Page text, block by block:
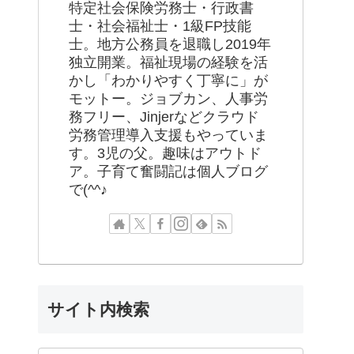
特定社会保険労務士・行政書
士・社会福祉士・1級FP技能
士。地方公務員を退職し2019年
独立開業。福祉現場の経験を活
かし「わかりやすく丁寧に」が
モットー。ジョブカン、人事労
務フリー、Jinjerなどクラウド
労務管理導入支援もやっていま
す。3児の父。趣味はアウトド
ア。子育て奮闘記は個人ブログ
で(^^♪
サイト内検索